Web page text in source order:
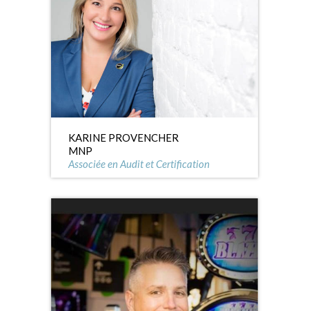
KARINE PROVENCHER
MNP
Associée en Audit et Certification